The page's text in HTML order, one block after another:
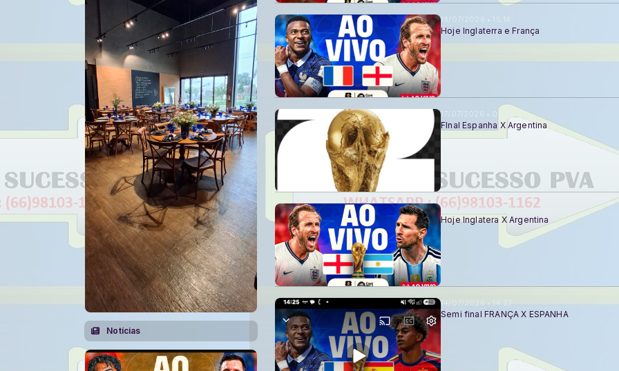
Hoje Inglaterra e França
17/07/2026 • 01:18
FInal Espanha X Argentina
15/07/2026 • 13:52
Hoje Inglatera X Argentina
14/07/2026 • 14:27
Semi final FRANÇA X ESPANHA
Notícias